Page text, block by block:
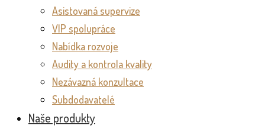
Asistovaná supervize
VIP spolupráce
Nabídka rozvoje
Audity a kontrola kvality
Nezávazná konzultace
Subdodavatelé
Naše produkty